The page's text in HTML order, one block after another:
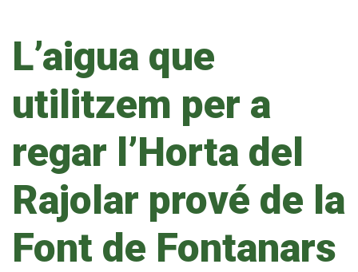
L’aigua que
utilitzem per a
regar l’Horta del
Rajolar prové de la
Font de Fontanars